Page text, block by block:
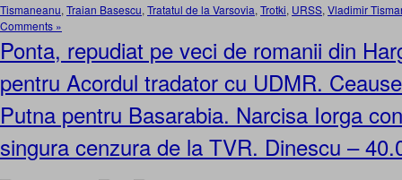
Tismaneanu, Traian Basescu, Tratatul de la Varsovia, Trotki, URSS, Vladimir
Comments »
Ponta, repudiat pe veci de romanii din
pentru Acordul tradator cu UDMR.
Putna pentru Basarabia. Narcisa Iorga
singura cenzura de la TVR. Dinescu –